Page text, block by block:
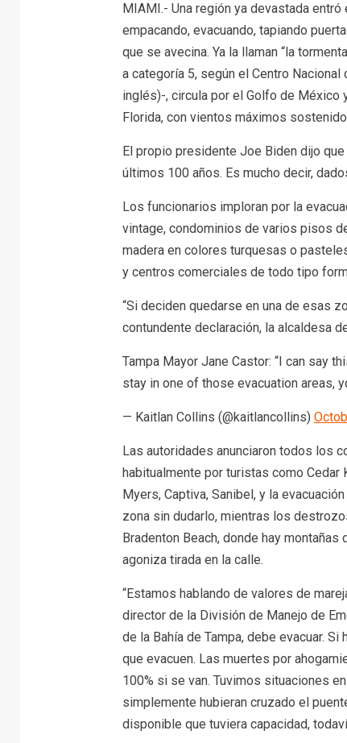
MIAMI.- Una región ya devastada
empacando, evacuando, tapiando
que se avecina. Ya la llaman “la
a categoría 5, según el Centro
inglés)-, circula por el Golfo de
Florida, con vientos máximos
El propio presidente Joe Biden dijo
últimos 100 años. Es mucho decir,
Los funcionarios imploran por la
vintage, condominios de varios pisos
madera en colores turquesas o
y centros comerciales de todo tipo
“Si deciden quedarse en una de esas
contundente declaración, la alcaldesa
Tampa Mayor Jane Castor: “I can say
stay in one of those evacuation areas,
— Kaitlan Collins (@kaitlancollins)
Las autoridades anunciaron todos los
habitualmente por turistas como Cedar
Myers, Captiva, Sanibel, y la
zona sin dudarlo, mientras los
Bradenton Beach, donde hay
agoniza tirada en la calle.
“Estamos hablando de valores de
director de la División de Manejo de
de la Bahía de Tampa, debe evacuar.
que evacuen. Las muertes por
100% si se van. Tuvimos situaciones
simplemente hubieran cruzado el
disponible que tuviera capacidad,